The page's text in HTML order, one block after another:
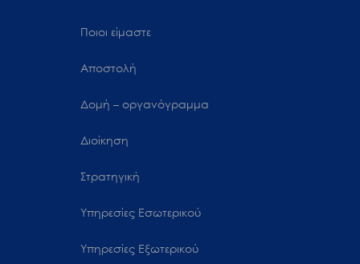
Ποιοι είμαστε
Αποστολή
Δομή – οργανόγραμμα
Διοίκηση
Στρατηγική
Υπηρεσίες Εσωτερικού
Υπηρεσίες Εξωτερικού